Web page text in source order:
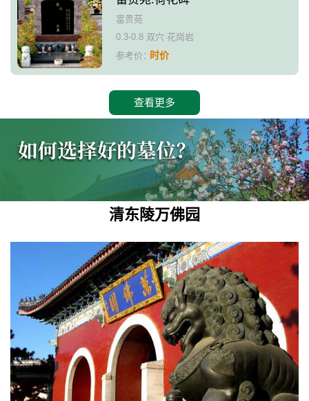
富贵苑
0.3-0.8 双穴 花岗岩
参考价：时价
查看更多
清东陵万佛园